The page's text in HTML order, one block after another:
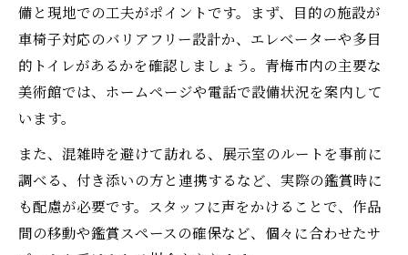
備と現地での工夫がポイントです。まず、目的の施設が
車椅子対応のバリアフリー設計か、エレベーターや多目
的トイレがあるかを確認しましょう。青梅市内の主要な
美術館では、ホームページや電話で設備状況を案内して
います。
また、混雑時を避けて訪れる、展示室のルートを事前に
調べる、付き添いの方と連携するなど、実際の鑑賞時に
も配慮が必要です。スタッフに声をかけることで、作品
間の移動や鑑賞スペースの確保など、個々に合わせたサ